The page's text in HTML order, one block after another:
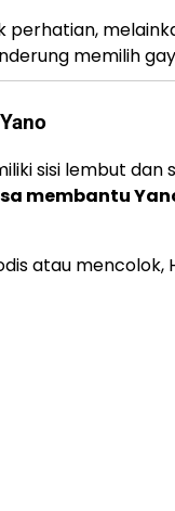
perhatian,
memilih
sisi lembut dan
membantu
atau mencolok,